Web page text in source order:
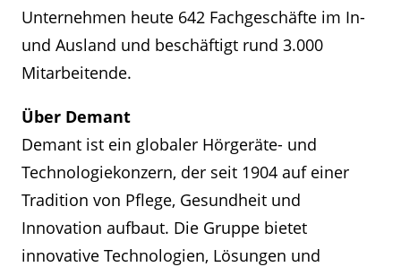
Unternehmen heute 642 Fachgeschäfte im In-
und Ausland und beschäftigt rund 3.000
Mitarbeitende.
Über Demant
Demant ist ein globaler Hörgeräte- und
Technologiekonzern, der seit 1904 auf einer
Tradition von Pflege, Gesundheit und
Innovation aufbaut. Die Gruppe bietet
innovative Technologien, Lösungen und